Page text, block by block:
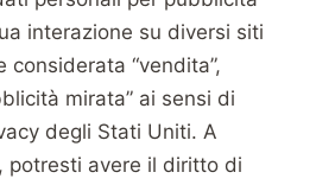
interazione su diversi siti
“vendita”,
mirata” ai sensi di
degli Stati Uniti. A
potresti avere il diritto di